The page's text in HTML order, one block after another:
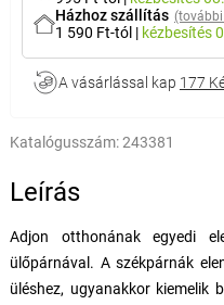
Házhoz szállítás
1 590 Ft-tól | kézbesítés
A vásárlással kap 177
Katalógusszám:243381
Leírás
Adjon otthonának egyedi
ülőpárnával. A székpárnák
üléshez, ugyanakkor kiemelik